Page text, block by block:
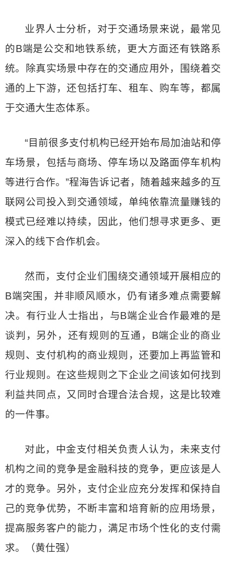
业界人士分析，对于交通场景来说，最常见
的B端是公交和地铁系统，更大方面还有铁路系
统。除真实场景中存在的交通应用外，围绕着交
通的上下游，还包括打车、租车、购车等，都属
于交通大生态体系。
“目前很多支付机构已经开始布局加油站和停
车场景，包括与商场、停车场以及路面停车机构
等进行合作。”程海告诉记者，随着越来越多的互
联网公司投入到交通领域，单纯依靠流量赚钱的
模式已经难以持续，因此，他们想寻求更多、更
深入的线下合作机会。
然而，支付企业们围绕交通领域开展相应的
B端突围，并非顺风顺水，仍有诸多难点需要解
决。有行业人士指出，与B端企业合作最难的是
谈判，另外，还有规则的互通，B端企业的商业
规则、支付机构的商业规则，还要加上再监管和
行业规则。在这些规则之下企业之间该如何找到
利益共同点，又同时合理合法合规，这是比较难
的一件事。
对此，中金支付相关负责人认为，未来支付
机构之间的竞争是金融科技的竞争，更应该是人
才的竞争。另外，支付企业应充分发挥和保持自
己的竞争优势，不断丰富和培育新的应用场景，
提高服务客户的能力，满足市场个性化的支付需
求。（黄仕强）